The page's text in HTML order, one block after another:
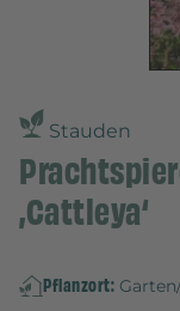
Stauden
‚Cattleya‘
Pflanzort: